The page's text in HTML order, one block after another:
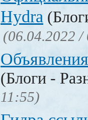
Hydra
(06.04.2022 /
(Блоги -
11:55)